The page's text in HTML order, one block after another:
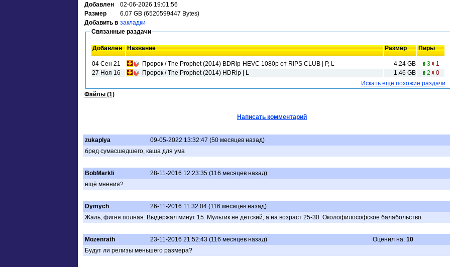
Добавлен
02-06-2026 19:01:56
Размер
6.07 GB (6520599447 Bytes)
Добавить в закладки
Связанные раздачи
Добавлен Название Размер Пиры
04 Сен 21 Пророк / The Prophet (2014) BDRip-HEVC 1080p от RIPS CLUB | P, L 4.24 GB 3 1
27 Ноя 16
Пророк / The Prophet (2014) HDRip | L 1.46 GB 2
0
Искать ещё похожие раздачи
Файлы (1)
Написать комментарий
zukaplya
09-05-2022 13:32:47 (50 месяцев назад)
бред сумасшедшего, каша для ума
BobMarkli
28-11-2016 12:23:35 (116 месяцев назад)
ещё мнения?
Dymych
26-11-2016 11:32:04 (116 месяцев назад)
Жаль, фигня полная. Выдержал минут 15. Мультик не детский, а на возраст 25-30. Околофилософское балабольство.
Mozenrath 23-11-2016 21:52:43 (116 месяцев назад) Оценил на: 10
Будут ли релизы меньшего размера?